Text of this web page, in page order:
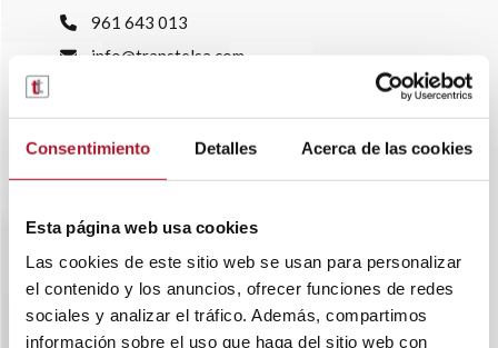
Consentimiento Detalles Acerca de las cookies
Esta página web usa cookies
Las cookies de este sitio web se usan para personalizar
el contenido y los anuncios, ofrecer funciones de redes
sociales y analizar el tráfico. Además, compartimos
información sobre el uso que haga del sitio web con
961 643 013
info@transtelsa.com
Ver delegaciones
Trabaja con nosotros